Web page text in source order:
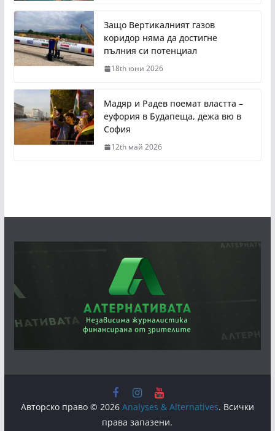
Защо Вертикалният газов
коридор няма да достигне
пълния си потенциал
18th юни 2026
Мадяр и Радев поемат властта –
еуфория в Будапеща, дежа вю в
София
12th май 2026
Авторско право © 2026 Analyses & Alternatives. Всички
права запазени.